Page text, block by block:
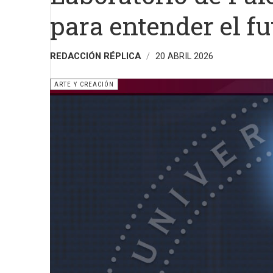
para entender el
REDACCIÓN RÉPLICA 20 ABRIL 2026
ARTE Y CREACIÓN